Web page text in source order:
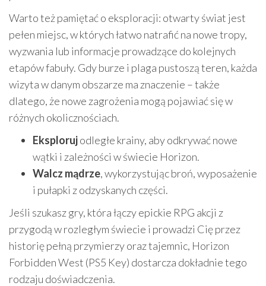
Warto też pamiętać o eksploracji: otwarty świat jest
pełen miejsc, w których łatwo natrafić na nowe tropy,
wyzwania lub informacje prowadzące do kolejnych
etapów fabuły. Gdy burze i plaga pustoszą teren, każda
wizyta w danym obszarze ma znaczenie – także
dlatego, że nowe zagrożenia mogą pojawiać się w
różnych okolicznościach.
Eksplorujodległe krainy, aby odkrywać nowe
wątki i zależności w świecie Horizon.
Walcz mądrze, wykorzystując broń, wyposażenie
i pułapki z odzyskanych części.
Jeśli szukasz gry, która łączy epickie RPG akcji z
przygodą w rozległym świecie i prowadzi Cię przez
historię pełną przymierzy oraz tajemnic, Horizon
Forbidden West (PS5 Key) dostarcza dokładnie tego
rodzaju doświadczenia.